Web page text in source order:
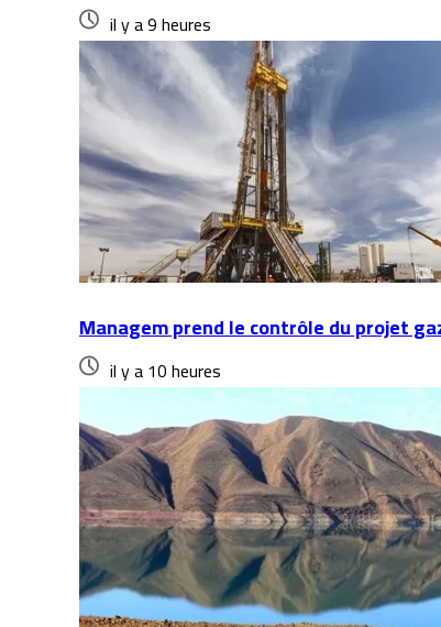
il y a 9 heures
Managem prend le contrôle du projet
il y a 10 heures